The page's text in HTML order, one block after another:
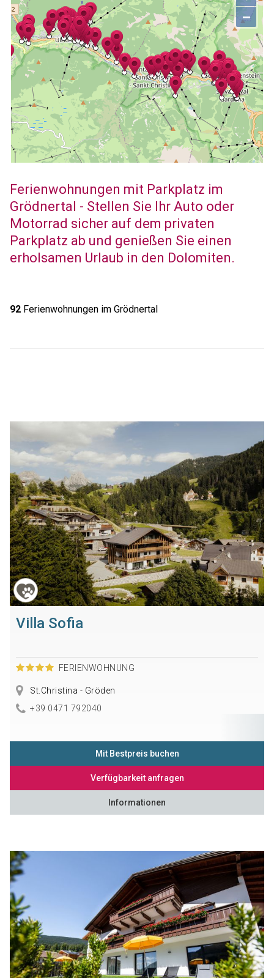
−
Ferienwohnungen mit Parkplatz im
Grödnertal - Stellen Sie Ihr Auto oder
Motorrad sicher auf dem privaten
Parkplatz ab und genießen Sie einen
erholsamen Urlaub in den Dolomiten.
92Ferienwohnungen im Grödnertal
Villa Sofia
FERIENWOHNUNG
St.Christina - Gröden
+39 0471 792040
Mit Bestpreis buchen
Verfügbarkeit anfragen
Informationen